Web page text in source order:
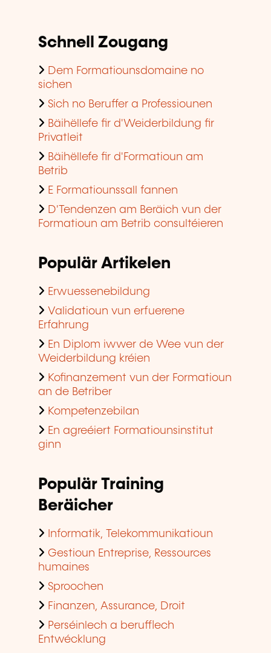
Schnell Zougang
Dem Formatiounsdomaine no
sichen
Sich no Beruffer a Professiounen
Bäihëllefe fir d'Weiderbildung fir
Privatleit
Bäihëllefe fir d'Formatioun am
Betrib
E Formatiounssall fannen
D'Tendenzen am Beräich vun der
Formatioun am Betrib consultéieren
Populär Artikelen
Erwuessenebildung
Validatioun vun erfuerene
Erfahrung
En Diplom iwwer de Wee vun der
Weiderbildung kréien
Kofinanzement vun der Formatioun
an de Betriber
Kompetenzebilan
En agreéiert Formatiounsinstitut
ginn
Populär Training
Beräicher
Informatik, Telekommunikatioun
Gestioun Entreprise, Ressources
humaines
Sproochen
Finanzen, Assurance, Droit
Perséinlech a berufflech
Entwécklung